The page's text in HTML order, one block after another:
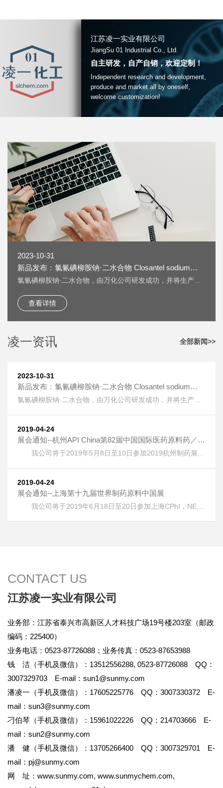
江苏凌一实业有限公司
JiangSu 01 Industrial Co., Ltd.
自主研发，自产自销，欢迎定制！
Independent research and development,
produce and market all by oneself,
welcome customization!
2023-10-31
新品发布：氯氰碘柳胺钠·二水合物 Closantel sodium
dihydrate [61438-64-0] 上线
氯氰碘柳胺钠·二水合物，由万化公司研发成功，并将生产技
sodium dihydrate [61438-64-0] 又名：克罗散泰钠，是一种
兽药，用作抗寄生虫药物。 按照《欧洲药典》检测，纯度
查看详情
凌一资讯 全部新闻>>
2023-10-31
新品发布：氯氰碘柳胺钠·二水合物 Closantel sodium
dihydrate [61438-64-0] 上线
氯氰碘柳胺钠·二水合物，由万化公司研发成功，并将生产技
sodium dihydrate [61438-64-0] 又名：克罗散泰钠，是一种
兽药，用作抗寄生虫药物。 按照《欧洲药典》检测，纯度
HPLC：≥99.5%，单一杂质：＜0.2%； 淡黄色粉末；溶液色
度：＜GY4； 水分：±5%。
2019-04-24
展会通知--杭州API China第82届中国国际医药原料药／中
间体／包材／设备交易会
我公司将于2019年5月8日至10日参加2019杭州制药展
世纪城奔竞大道353号，展位号：1DQ17。 热烈欢迎广大客
户朋友光临本公司展位！
2019-04-24
展会通知--上海第十九届世界制药原料中国展
我公司将于2019年6月18日至20日参加上海CPhI，NEX
展，地址：上海新国际博览中心(浦东)，展位号：E6G75。
CONTACT US
江苏凌一实业有限公司
业务部：江苏省泰兴市高新区人才科技广场19号楼203室（邮政
编码：225400）
业务电话：0523-87726088；业务传真：0523-87653988
钱 洁（手机及微信）：13512556288, 0523-87726088 QQ：
3007329703 E-mail： sun1@sunmy.com
潘凌一（手机及微信）：17605225776 QQ：3007330372 E-
mail： sun3@sunmy.com
刁伯琴（手机及微信）：15961022226 QQ：214703666 E-
mail： sun2@sunmy.com
潘 健（手机及微信）：13705266400 QQ：3007329701 E-
mail： pj@sunmy.com
网 址： www.sunmy.com, www.sunmychem.com,